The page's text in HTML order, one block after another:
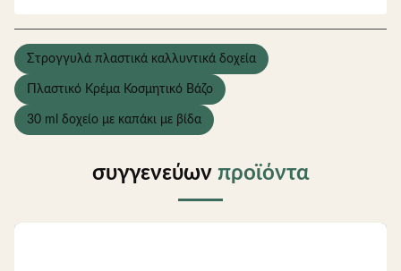
Στρογγυλά πλαστικά καλλυντικά δοχεία
Πλαστικό Κρέμα Κοσμητικό Βάζο
30 ml δοχείο με καπάκι με βίδα
συγγενεύων προϊόντα